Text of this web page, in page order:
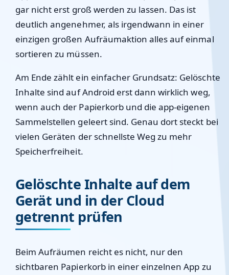
gar nicht erst groß werden zu lassen. Das ist
deutlich angenehmer, als irgendwann in einer
einzigen großen Aufräumaktion alles auf einmal
sortieren zu müssen.
Am Ende zählt ein einfacher Grundsatz: Gelöschte
Inhalte sind auf Android erst dann wirklich weg,
wenn auch der Papierkorb und die app-eigenen
Sammelstellen geleert sind. Genau dort steckt bei
vielen Geräten der schnellste Weg zu mehr
Speicherfreiheit.
Gelöschte Inhalte auf dem
Gerät und in der Cloud
getrennt prüfen
Beim Aufräumen reicht es nicht, nur den
sichtbaren Papierkorb in einer einzelnen App zu